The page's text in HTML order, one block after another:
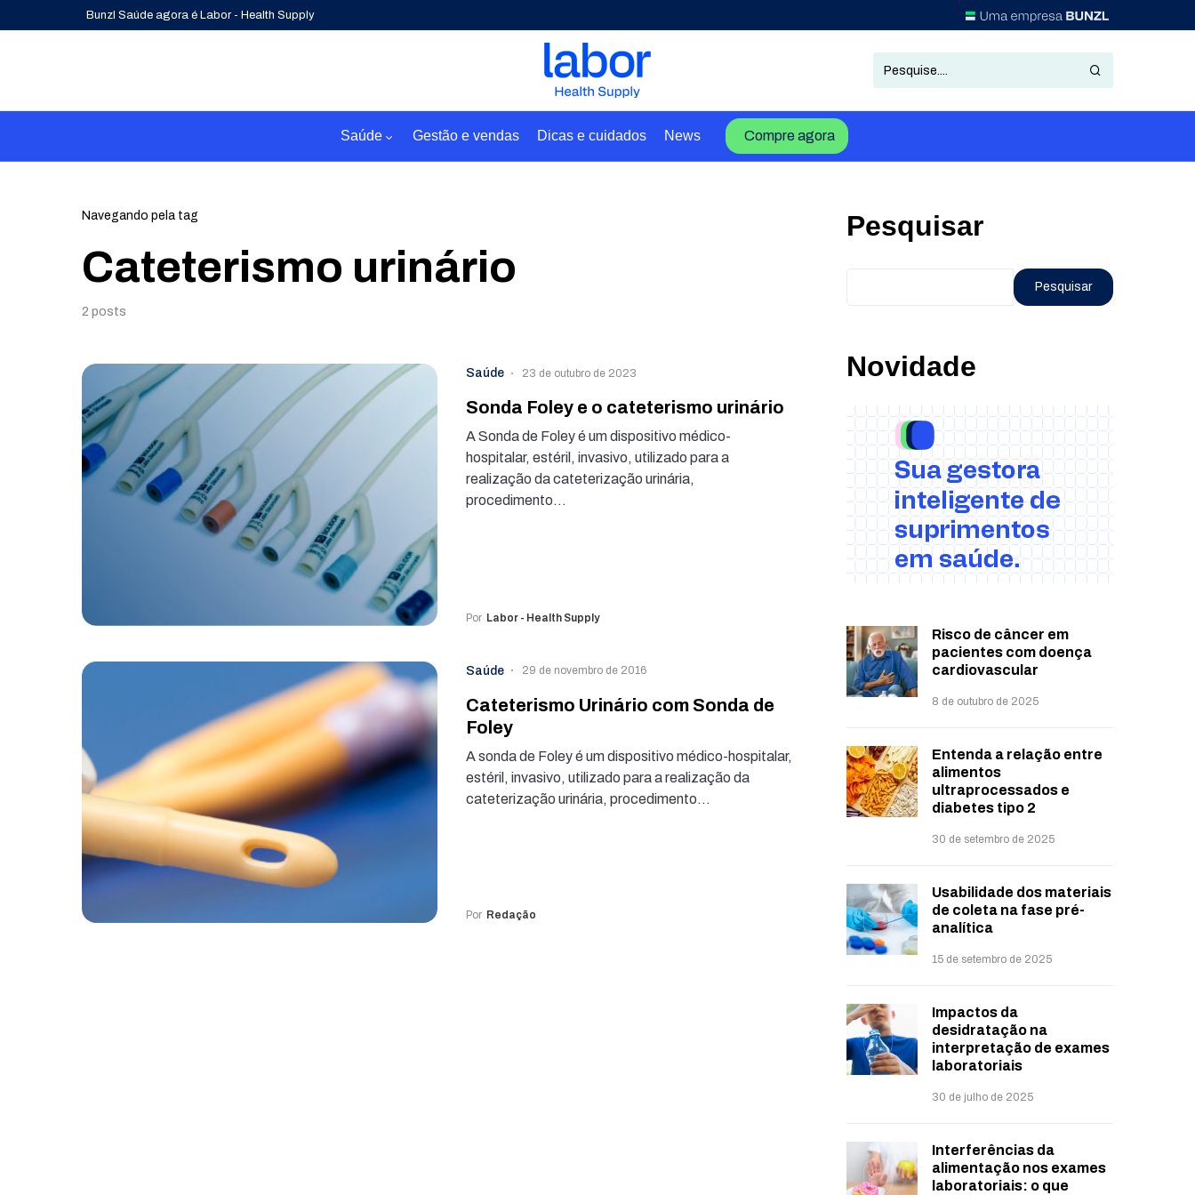
Bunzl Saúde agora é Labor - Health Supply
Saúde Gestão e vendas Dicas e cuidados News Compre agora
Navegando pela tag
Cateterismo urinário
2 posts
Saúde 23 de outubro de 2023
Sonda Foley e o cateterismo urinário
A Sonda de Foley é um dispositivo médico-
hospitalar, estéril, invasivo, utilizado para a
realização da cateterização urinária,
procedimento…
Por Labor - Health Supply
Saúde 29 de novembro de 2016
Cateterismo Urinário com Sonda de
Foley
A sonda de Foley é um dispositivo médico-hospitalar,
estéril, invasivo, utilizado para a realização da
cateterização urinária, procedimento…
Por Redação
Pesquisar
Pesquisar
Novidade
Risco de câncer em
pacientes com doença
cardiovascular
8 de outubro de 2025
Entenda a relação entre
alimentos
ultraprocessados e
diabetes tipo 2
30 de setembro de 2025
Usabilidade dos materiais
de coleta na fase pré-
analítica
15 de setembro de 2025
Impactos da
desidratação na
interpretação de exames
laboratoriais
30 de julho de 2025
Interferências da
alimentação nos exames
laboratoriais: o que